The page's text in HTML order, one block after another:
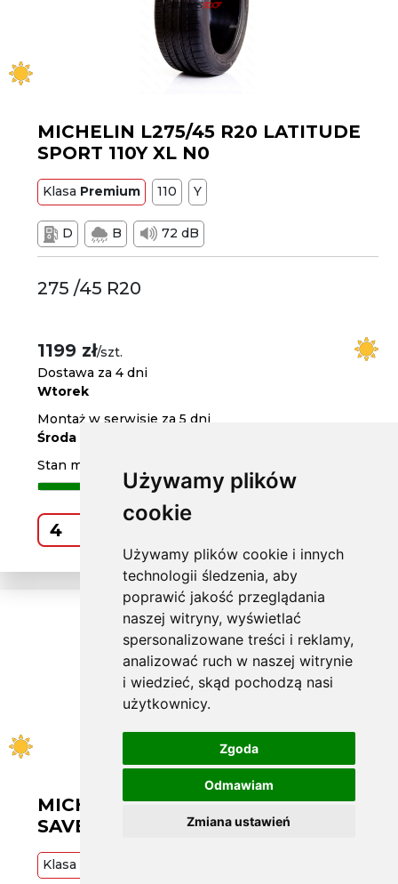
Używamy plików
cookie
Używamy plików cookie i innych
technologii śledzenia, aby
poprawić jakość przeglądania
naszej witryny, wyświetlać
spersonalizowane treści i reklamy,
analizować ruch w naszej witrynie
i wiedzieć, skąd pochodzą nasi
użytkownicy.
Zgoda
Odmawiam
Zmiana ustawień
MICHELIN L275/45 R20 LATITUDE
SPORT 110Y XL N0
Klasa Premium 110 Y
D B 72 dB
275 /45 R20
1199 zł/szt.
Dostawa za 4 dni
Wtorek
Montaż w serwisie za 5 dni
Środa
Stan magazynowy
MICHELIN L185/60 R14 ENERGY
SAVER+ 82H
Klasa